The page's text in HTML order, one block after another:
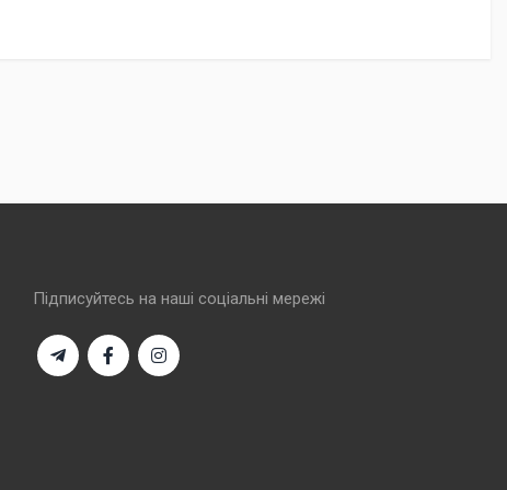
Підписуйтесь на наші соціальні мережі